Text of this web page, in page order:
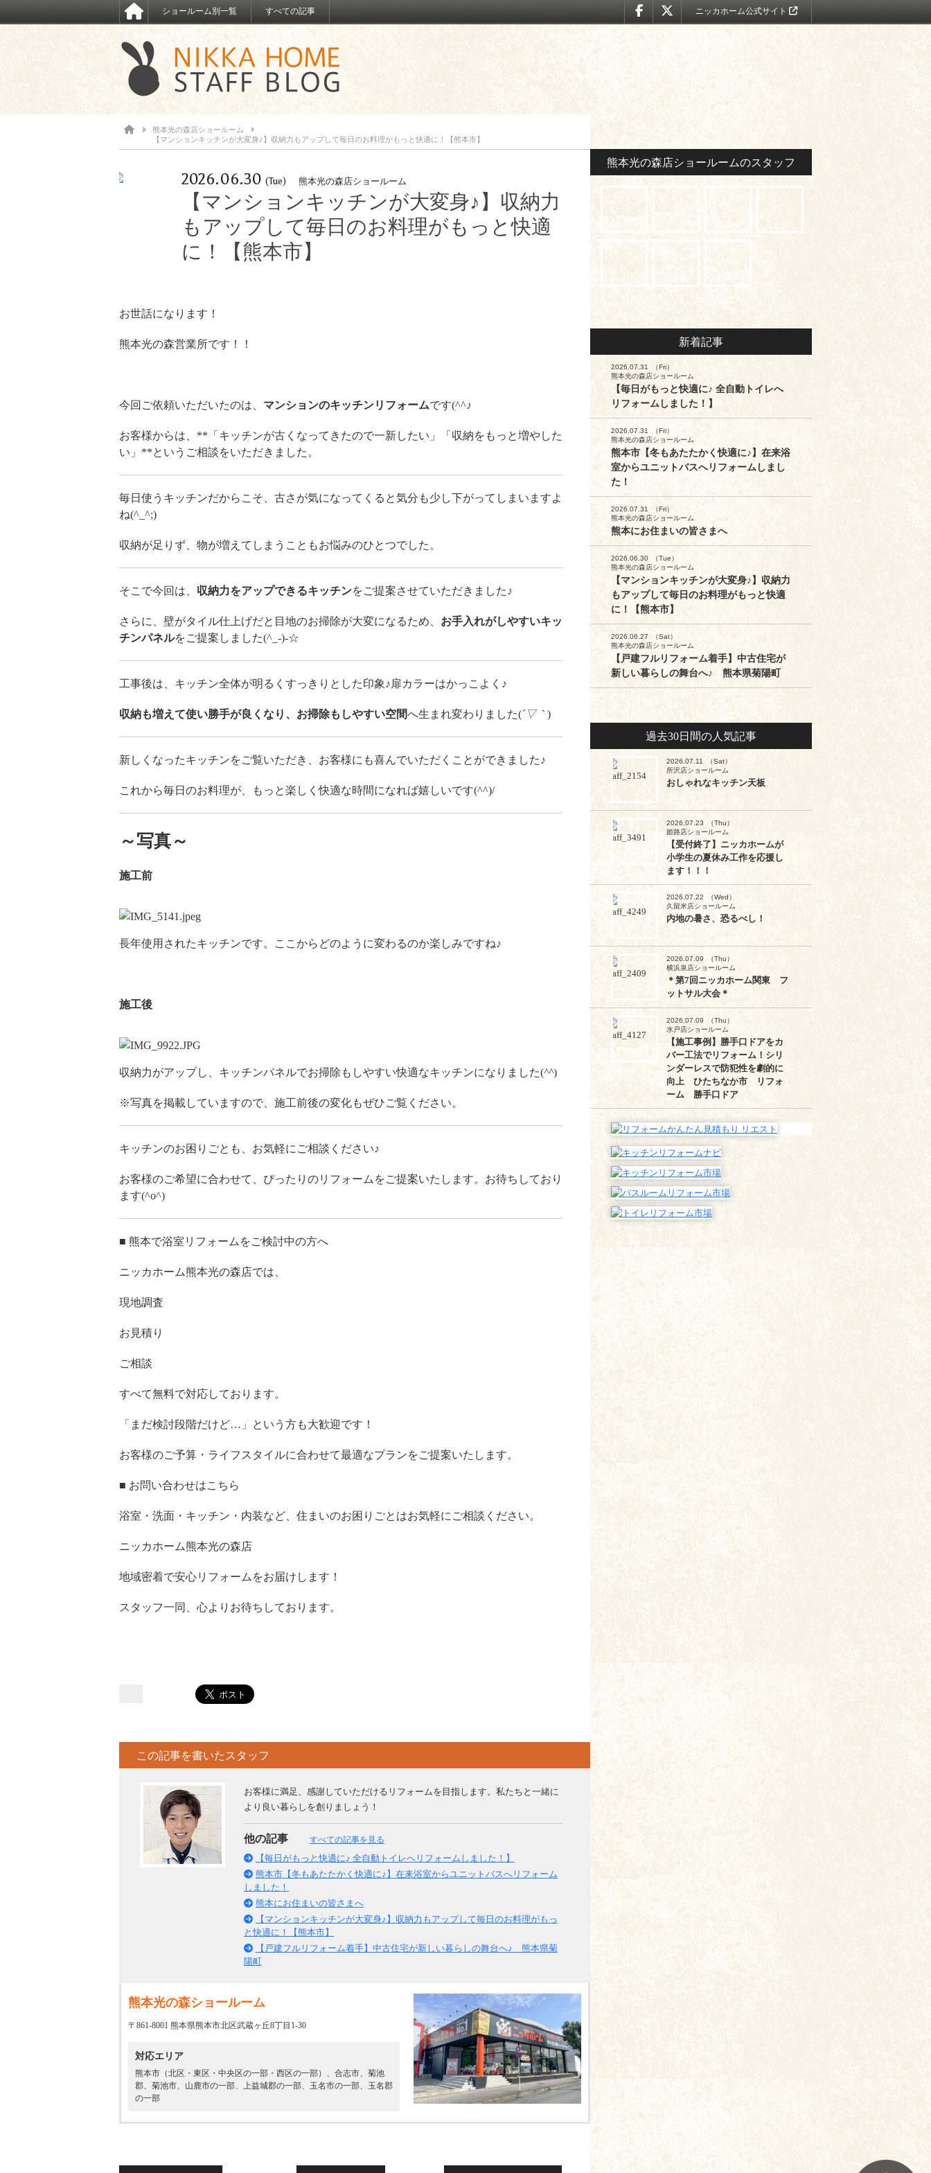
ショールーム別一覧 すべての記事 ニッカホーム公式サイト
熊本光の森店ショールーム
【マンションキッチンが大変身♪】収納力もアップして毎日のお料理がもっと快適に！【熊本市】
2026.06.30 (Tue) 熊本光の森店ショールーム
【マンションキッチンが大変身♪】収納力
もアップして毎日のお料理がもっと快適
に！【熊本市】
お世話になります！
熊本光の森営業所です！！
今回ご依頼いただいたのは、 マンションのキッチンリフォームです(^^♪
お客様からは、**「キッチンが古くなってきたので一新したい」「収納をもっと増やした
い」**というご相談をいただきました。
毎日使うキッチンだからこそ、古さが気になってくると気分も少し下がってしまいますよ
ね(^_^;)
収納が足りず、物が増えてしまうこともお悩みのひとつでした。
そこで今回は、 収納力をアップできるキッチンをご提案させていただきました♪
さらに、壁がタイル仕上げだと目地のお掃除が大変になるため、 お手入れがしやすいキッ
チンパネルをご提案しました(^_-)-☆
工事後は、キッチン全体が明るくすっきりとした印象♪扉カラーはかっこよく♪
収納も増えて使い勝手が良くなり、お掃除もしやすい空間へ生まれ変わりました(´▽｀ )
新しくなったキッチンをご覧いただき、お客様にも喜んでいただくことができました♪
これから毎日のお料理が、もっと楽しく快適な時間になれば嬉しいです(^^)/
～写真～
施工前
長年使用されたキッチンです。ここからどのように変わるのか楽しみですね♪
施工後
収納力がアップし、キッチンパネルでお掃除もしやすい快適なキッチンになりました(^^)
※写真を掲載していますので、施工前後の変化もぜひご覧ください。
キッチンのお困りごとも、お気軽にご相談ください♪
お客様のご希望に合わせて、ぴったりのリフォームをご提案いたします。お待ちしており
ます(^o^)
■ 熊本で浴室リフォームをご検討中の方へ
ニッカホーム熊本光の森店では、
現地調査
お見積り
ご相談
すべて無料で対応しております。
「まだ検討段階だけど…」という方も大歓迎です！
お客様のご予算・ライフスタイルに合わせて最適なプランをご提案いたします。
■ お問い合わせはこちら
浴室・洗面・キッチン・内装など、住まいのお困りごとはお気軽にご相談ください。
ニッカホーム熊本光の森店
地域密着で安心リフォームをお届けします！
スタッフ一同、心よりお待ちしております。
この記事を書いたスタッフ
お客様に満足、感謝していただけるリフォームを目指します。私たちと一緒に
より良い暮らしを創りましょう！
他の記事 すべての記事を見る
【毎日がもっと快適に♪ 全自動トイレへリフォームしました！】
熊本市【冬もあたたかく快適に♪】在来浴室からユニットバスへリフォーム
しました！
熊本にお住まいの皆さまへ
【マンションキッチンが大変身♪】収納力もアップして毎日のお料理がもっ
と快適に！【熊本市】
【戸建フルリフォーム着手】中古住宅が新しい暮らしの舞台へ♪ 熊本県菊
陽町
熊本光の森ショールーム
〒861-8001 熊本県熊本市北区武蔵ヶ丘8丁目1-30
対応エリア
熊本市（北区・東区・中央区の一部・西区の一部）、合志市、菊池
郡、菊池市、山鹿市の一部、上益城郡の一部、玉名市の一部、玉名郡
の一部
熊本光の森店ショールームのスタッフ
新着記事
2026.07.31
（Fri）
熊本光の森店ショールーム
【毎日がもっと快適に♪ 全自動トイレへ
リフォームしました！】
2026.07.31
（Fri）
熊本光の森店ショールーム
熊本市【冬もあたたかく快適に♪】在来浴
室からユニットバスへリフォームしまし
た！
2026.07.31
（Fri）
熊本光の森店ショールーム
熊本にお住まいの皆さまへ
2026.06.30
（Tue）
熊本光の森店ショールーム
【マンションキッチンが大変身♪】収納力
もアップして毎日のお料理がもっと快適
に！【熊本市】
2026.06.27
（Sat）
熊本光の森店ショールーム
【戸建フルリフォーム着手】中古住宅が
新しい暮らしの舞台へ♪ 熊本県菊陽町
過去30日間の人気記事
2026.07.11
（Sat）
所沢店ショールーム
おしゃれなキッチン天板
2026.07.23
（Thu）
姫路店ショールーム
【受付終了】ニッカホームが
小学生の夏休み工作を応援し
ます！！！
2026.07.22
（Wed）
久留米店ショールーム
内地の暑さ、恐るべし！
2026.07.09
（Thu）
横浜泉店ショールーム
＊第7回ニッカホーム関東 フ
ットサル大会＊
2026.07.09
（Thu）
水戸店ショールーム
【施工事例】勝手口ドアをカ
バー工法でリフォーム！シリ
ンダーレスで防犯性を劇的に
向上 ひたちなか市 リフォ
ーム 勝手口ドア